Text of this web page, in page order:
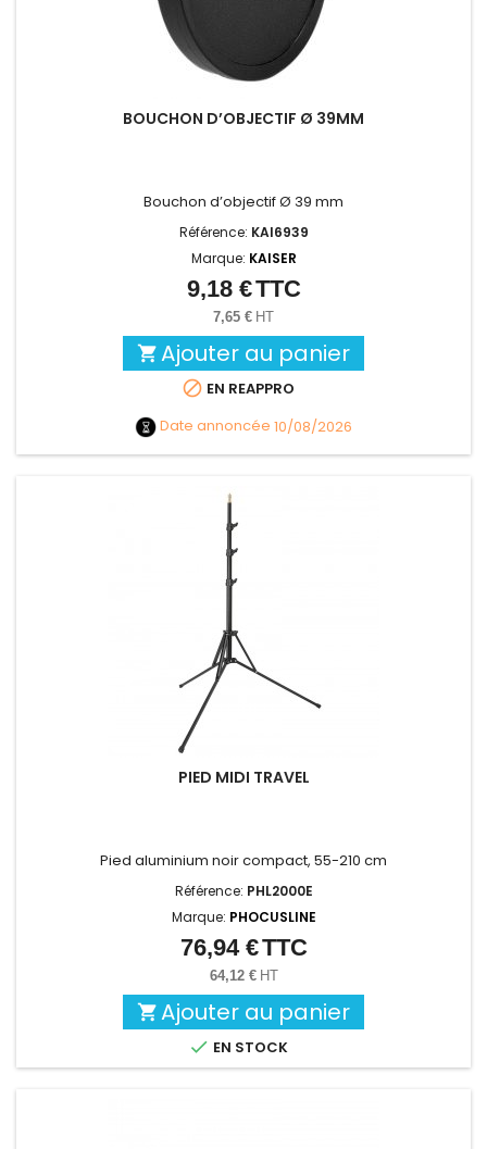
BOUCHON D’OBJECTIF Ø 39MM
Bouchon d’objectif Ø 39 mm
Référence: KAI6939
Marque: KAISER
Prix
9,18 €TTC
7,65 € HT
 Ajouter au panier
 EN REAPPRO
Date annoncée 10/08/2026
PIED MIDI TRAVEL
Pied aluminium noir compact, 55-210 cm
Référence: PHL2000E
Marque: PHOCUSLINE
Prix
76,94 €TTC
64,12 € HT
 Ajouter au panier
 EN STOCK